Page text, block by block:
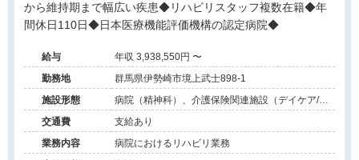
から維持期まで幅広い疾患◆リハビリスタッフ複数在籍◆年
間休日110日◆日本医療機能評価機構の認定病院◆
給与
年収 3,938,550円 〜
勤務地
群馬県伊勢崎市境上武士898-1
施設形態
病院（精神科）、介護保険関連施設（デイケア/介
護老人保健施設）
交通費
支給あり
業務内容
病院におけるリハビリ業務